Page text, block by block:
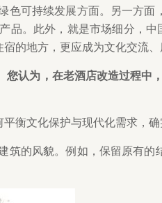
可持续发展方面。另一方面
。此外，就是市场细分，
的地方，更应成为文化交流、
认为，在老酒店改造过程中
衡文化保护与现代化需求，确
的风貌。例如，保留原有的